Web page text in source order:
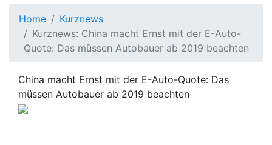
Home
Kurznews
Kurznews: China macht Ernst mit der E-Auto-
Quote: Das müssen Autobauer ab 2019 beachten
China macht Ernst mit der E-Auto-Quote: Das
müssen Autobauer ab 2019 beachten